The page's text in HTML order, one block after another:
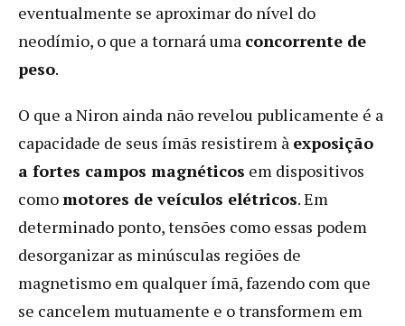
eventualmente se aproximar do nível do
neodímio, o que a tornará uma concorrente de
peso.
O que a Niron ainda não revelou publicamente é a
capacidade de seus ímãs resistirem à exposição
a fortes campos magnéticos em dispositivos
comomotores de veículos elétricos. Em
determinado ponto, tensões como essas podem
desorganizar as minúsculas regiões de
magnetismo em qualquer ímã, fazendo com que
se cancelem mutuamente e o transformem em